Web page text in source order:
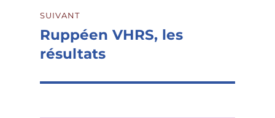
SUIVANT
Publication
suivante :
Ruppéen VHRS, les
résultats